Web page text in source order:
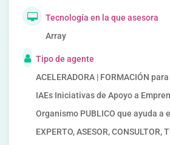
Tecnología en la que asesora
Array
Tipo de agente
ACELERADORA | FORMACIÓN
IAEs Iniciativas de Apoyo a
Organismo PUBLICO que ayuda a
EXPERTO, ASESOR, CONSULTOR,